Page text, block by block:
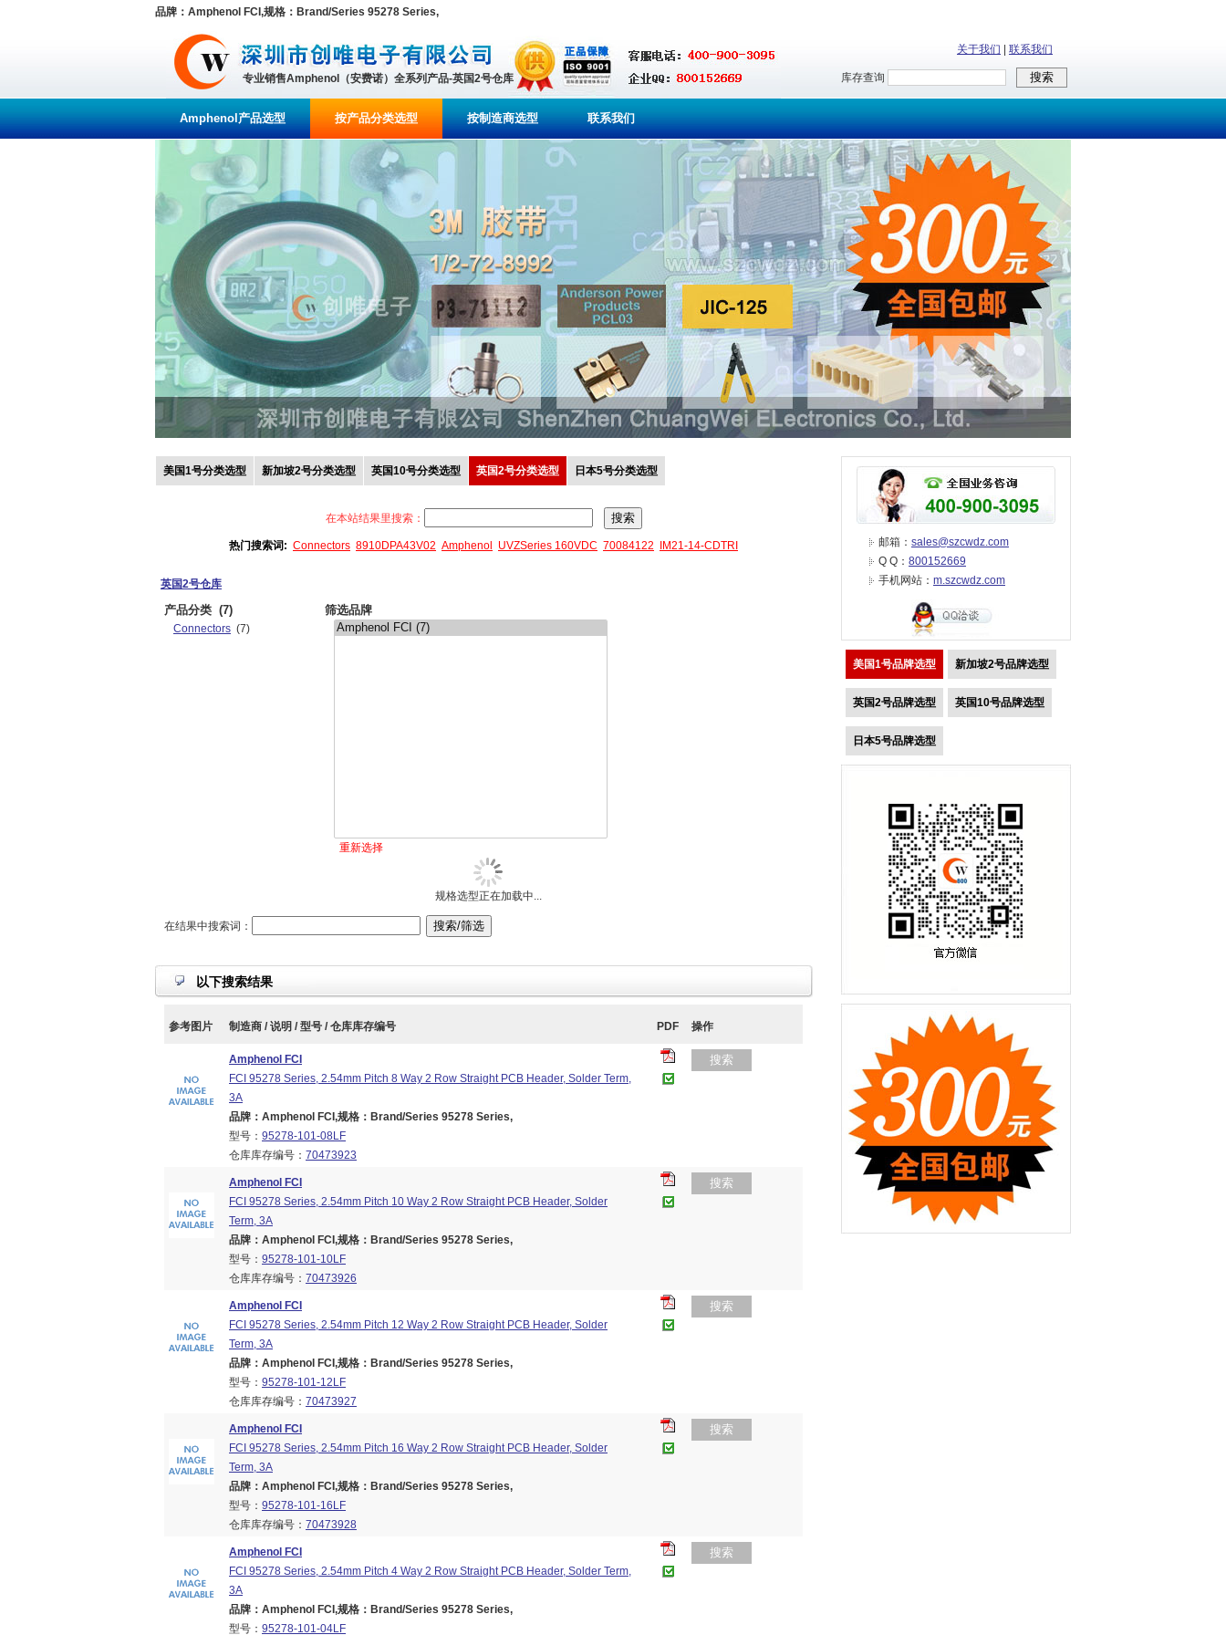
品牌：Amphenol FCI,规格：Brand/Series 95278 Series,
专业销售Amphenol（安费诺）全系列产品-英国2号仓库
关于我们 联系我们
库存查询
Amphenol产品选型 按产品分类选型 按制造商选型 联系我们
美国1号分类选型 新加坡2号分类选型 英国10号分类选型 英国2号分类选型 日本5号分类选型
在本站结果里搜索：
热门搜索词: Connectors 8910DPA43V02 Amphenol UVZSeries 160VDC 70084122 IM21-14-CDTRI
英国2号仓库
产品分类 (7)
Connectors (7)
筛选品牌
重新选择
规格选型正在加载中...
在结果中搜索词：
以下搜索结果
参考图片 制造商 / 说明 / 型号 / 仓库库存编号 PDF 操作
Amphenol FCI
FCI 95278 Series, 2.54mm Pitch 8 Way 2 Row Straight PCB Header, Solder Term,
3A
品牌：Amphenol FCI,规格：Brand/Series 95278 Series,
型号： 95278-101-08LF
仓库库存编号： 70473923
搜索
Amphenol FCI
FCI 95278 Series, 2.54mm Pitch 10 Way 2 Row Straight PCB Header, Solder
Term, 3A
品牌：Amphenol FCI,规格：Brand/Series 95278 Series,
型号： 95278-101-10LF
仓库库存编号： 70473926
搜索
Amphenol FCI
FCI 95278 Series, 2.54mm Pitch 12 Way 2 Row Straight PCB Header, Solder
Term, 3A
品牌：Amphenol FCI,规格：Brand/Series 95278 Series,
型号： 95278-101-12LF
仓库库存编号： 70473927
搜索
Amphenol FCI
FCI 95278 Series, 2.54mm Pitch 16 Way 2 Row Straight PCB Header, Solder
Term, 3A
品牌：Amphenol FCI,规格：Brand/Series 95278 Series,
型号： 95278-101-16LF
仓库库存编号： 70473928
搜索
Amphenol FCI
FCI 95278 Series, 2.54mm Pitch 4 Way 2 Row Straight PCB Header, Solder Term,
3A
品牌：Amphenol FCI,规格：Brand/Series 95278 Series,
型号： 95278-101-04LF
搜索
邮箱： sales@szcwdz.com
Q Q： 800152669
手机网站： m.szcwdz.com
美国1号品牌选型 新加坡2号品牌选型
英国2号品牌选型 英国10号品牌选型
日本5号品牌选型